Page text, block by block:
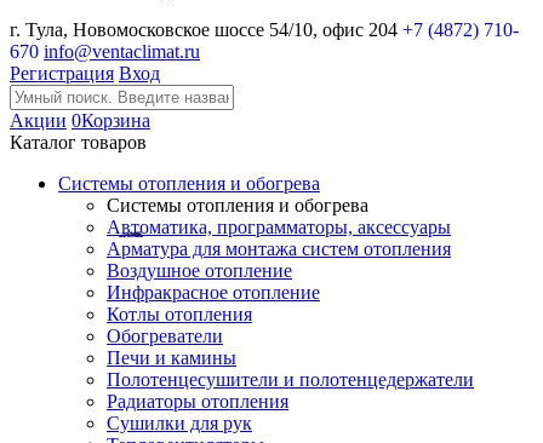
г. Тула, Новомосковское шоссе 54/10, офис 204 +7 (4872) 710-
670 info@ventaclimat.ru
Регистрация Вход
Акции 0Корзина
Каталог товаров
Системы отопления и обогрева
Системы отопления и обогрева
Автоматика, программаторы, аксессуары
Арматура для монтажа систем отопления
Воздушное отопление
Инфракрасное отопление
Котлы отопления
Обогреватели
Печи и камины
Полотенцесушители и полотенцедержатели
Радиаторы отопления
Сушилки для рук